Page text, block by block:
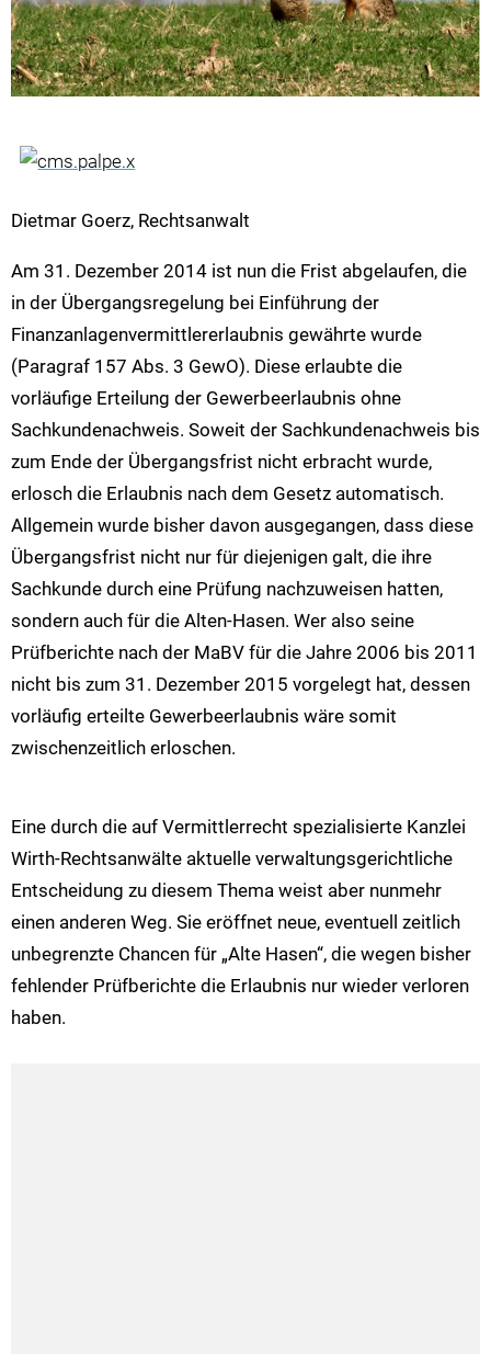
Dietmar Goerz, Rechtsanwalt
Am 31. Dezember 2014 ist nun die Frist abgelaufen, die
in der Übergangsregelung bei Einführung der
Finanzanlagenvermittlererlaubnis gewährte wurde
(Paragraf 157 Abs. 3 GewO). Diese erlaubte die
vorläufige Erteilung der Gewerbeerlaubnis ohne
Sachkundenachweis. Soweit der Sachkundenachweis bis
zum Ende der Übergangsfrist nicht erbracht wurde,
erlosch die Erlaubnis nach dem Gesetz automatisch.
Allgemein wurde bisher davon ausgegangen, dass diese
Übergangsfrist nicht nur für diejenigen galt, die ihre
Sachkunde durch eine Prüfung nachzuweisen hatten,
sondern auch für die Alten-Hasen. Wer also seine
Prüfberichte nach der MaBV für die Jahre 2006 bis 2011
nicht bis zum 31. Dezember 2015 vorgelegt hat, dessen
vorläufig erteilte Gewerbeerlaubnis wäre somit
zwischenzeitlich erloschen.
Eine durch die auf Vermittlerrecht spezialisierte Kanzlei
Wirth-Rechtsanwälte aktuelle verwaltungsgerichtliche
Entscheidung zu diesem Thema weist aber nunmehr
einen anderen Weg. Sie eröffnet neue, eventuell zeitlich
unbegrenzte Chancen für „Alte Hasen“, die wegen bisher
fehlender Prüfberichte die Erlaubnis nur wieder verloren
haben.